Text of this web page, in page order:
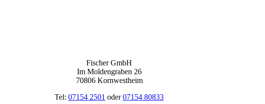
Fischer GmbH
Im Moldengraben 26
70806 Kornwestheim
Tel: 07154 2501 oder07154 80833